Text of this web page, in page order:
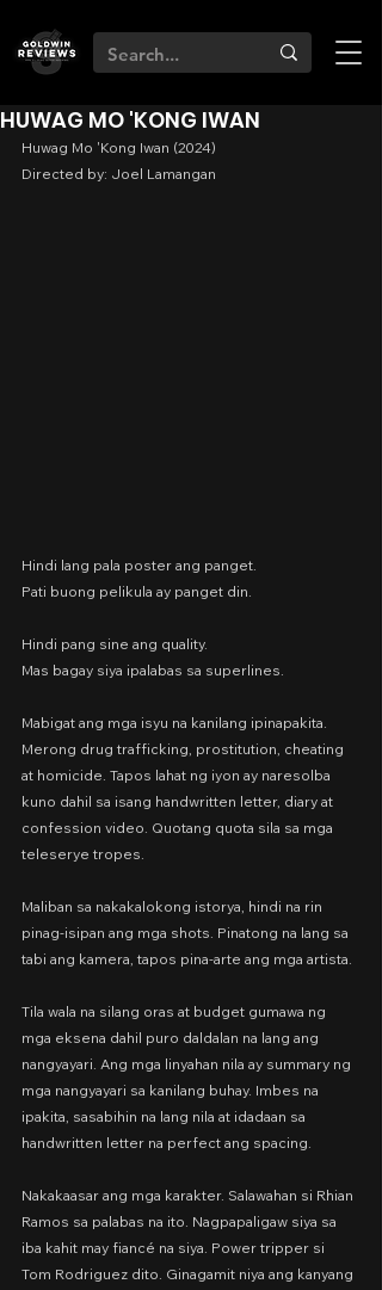
HUWAG MO 'KONG IWAN
Huwag Mo 'Kong Iwan (2024)
Directed by: Joel Lamangan
Hindi lang pala poster ang panget.
Pati buong pelikula ay panget din.
Hindi pang sine ang quality.
Mas bagay siya ipalabas sa superlines.
Mabigat ang mga isyu na kanilang ipinapakita.
Merong drug trafficking, prostitution, cheating
at homicide. Tapos lahat ng iyon ay naresolba
kuno dahil sa isang handwritten letter, diary at
confession video. Quotang quota sila sa mga
teleserye tropes.
Maliban sa nakakalokong istorya, hindi na rin
pinag-isipan ang mga shots. Pinatong na lang sa
tabi ang kamera, tapos pina-arte ang mga artista.
Tila wala na silang oras at budget gumawa ng
mga eksena dahil puro daldalan na lang ang
nangyayari. Ang mga linyahan nila ay summary ng
mga nangyayari sa kanilang buhay. Imbes na
ipakita, sasabihin na lang nila at idadaan sa
handwritten letter na perfect ang spacing.
Nakakaasar ang mga karakter. Salawahan si Rhian
Ramos sa palabas na ito. Nagpapaligaw siya sa
iba kahit may fiancé na siya. Power tripper si
Tom Rodriguez dito. Ginagamit niya ang kanyang